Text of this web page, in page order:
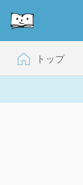
トップ